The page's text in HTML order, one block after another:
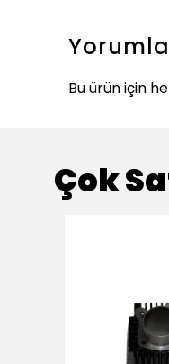
Bu ürün için
Çok